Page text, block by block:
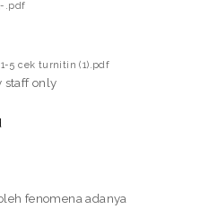
.pdf
1-5 cek turnitin (1).pdf
staff only
fenomena adanya